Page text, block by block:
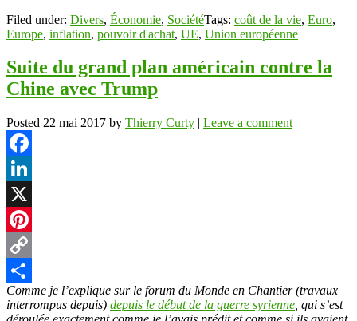
Filed under: Divers, Économie, SociétéTags: coût de la vie, Euro,
Europe, inflation, pouvoir d'achat, UE, Union européenne
Suite du grand plan américain contre la
Chine avec Trump
Posted 22 mai 2017 by Thierry Curty | Leave a comment
Facebook
LinkedIn
X
Pinterest
Copy
Link
Partager
Comme je l’explique sur le forum du Monde en Chantier (travaux
interrompus depuis) depuis le début de la guerre syrienne , qui s’est